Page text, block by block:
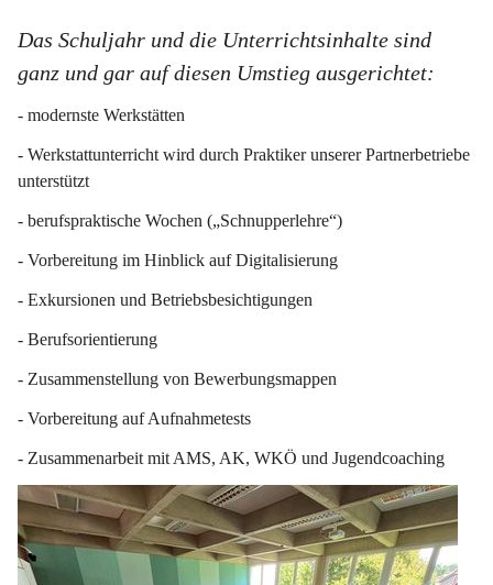
Das Schuljahr und die Unterrichtsinhalte sind
ganz und gar auf diesen Umstieg ausgerichtet:
- modernste Werkstätten
- Werkstattunterricht wird durch Praktiker unserer Partnerbetriebe
unterstützt
- berufspraktische Wochen („Schnupperlehre“)
- Vorbereitung im Hinblick auf Digitalisierung
- Exkursionen und Betriebsbesichtigungen
- Berufsorientierung
- Zusammenstellung von Bewerbungsmappen
- Vorbereitung auf Aufnahmetests
- Zusammenarbeit mit AMS, AK, WKÖ und Jugendcoaching